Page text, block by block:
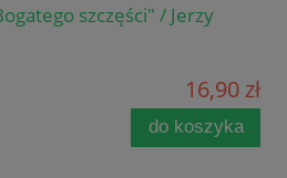
szczęści" / Jerzy
16,90 zł
do koszyka